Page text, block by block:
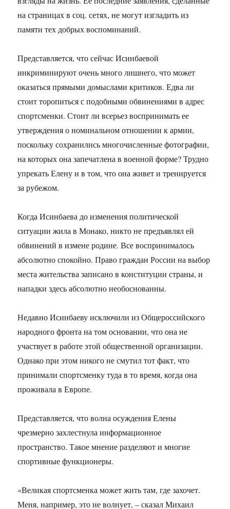
на страницах в соц. сетях, не могут изгладить из
памяти тех добрых воспоминаний.
Представляется, что сейчас Исинбаевой
инкриминируют очень много лишнего, что может
оказаться прямыми домыслами критиков. Едва ли
стоит торопиться с подобными обвинениями в адрес
спортсменки. Стоит ли всерьез воспринимать ее
утверждения о номинальном отношении к армии,
поскольку сохранились многочисленные фотографии,
на которых она запечатлена в военной форме? Трудно
упрекать Елену и в том, что она живет и тренируется
за рубежом.
Когда Исинбаева до изменения политической
ситуации жила в Монако, никто не предъявлял ей
обвинений в измене родине. Все воспринималось
абсолютно спокойно. Право граждан России на выбор
места жительства записано в конституции страны, и
нападки здесь абсолютно необоснованны.
Недавно Исинбаеву исключили из Общероссийского
народного фронта на том основании, что она не
участвует в работе этой общественной организации.
Однако при этом никого не смутил тот факт, что
принимали спортсменку туда в то время, когда она
проживала в Европе.
Представляется, что волна осуждения Елены
чрезмерно захлестнула информационное
пространство. Такое мнение разделяют и многие
спортивные функционеры.
«Великая спортсменка может жить там, где захочет.
Меня, например, это не волнует, – сказал Михаил